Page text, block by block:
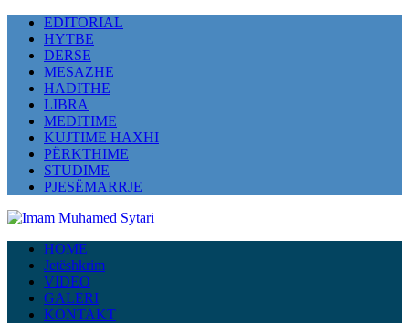
EDITORIAL
HYTBE
DERSE
MESAZHE
HADITHE
LIBRA
MEDITIME
KUJTIME HAXHI
PËRKTHIME
STUDIME
PJESËMARRJE
HOME
Jetëshkrim
VIDEO
GALERI
KONTAKT